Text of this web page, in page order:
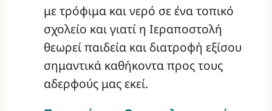
με τρόφιμα και νερό σε ένα τοπικό
σχολείο και γιατί η Ιεραποστολή
θεωρεί παιδεία και διατροφή εξίσου
σημαντικά καθήκοντα προς τους
αδερφούς μας εκεί.